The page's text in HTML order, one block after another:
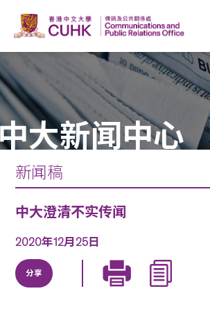
大新闻中心
新闻稿
中大澄清不实传闻
2020年12月25日
分享